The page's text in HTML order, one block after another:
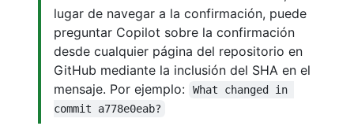
lugar de navegar a la confirmación, puede
preguntar Copilot sobre la confirmación
desde cualquier página del repositorio en
GitHub mediante la inclusión del SHA en el
mensaje. Por ejemplo:
What changed in
commit a778e0eab?